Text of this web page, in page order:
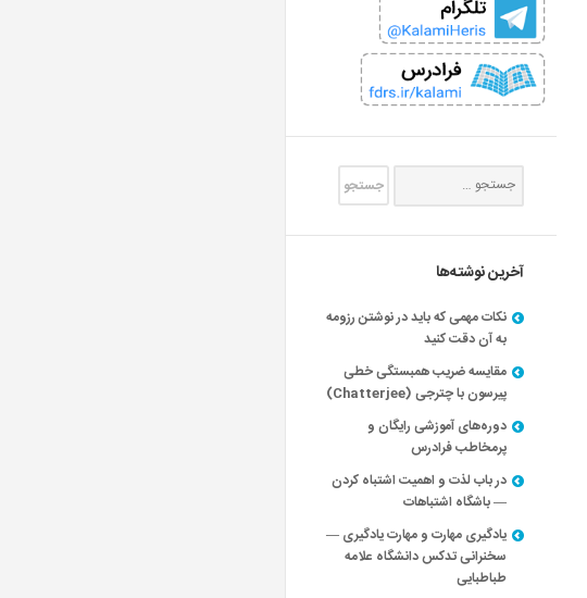
آخرین نوشته‌ها
نکات مهمی که باید در نوشتن رزومه
به آن دقت کنید
مقایسه ضریب همبستگی خطی
پیرسون با چترجی (Chatterjee)
دوره‌های آموزشی رایگان و
پرمخاطب فرادرس
در باب لذت و اهمیت اشتباه کردن
— باشگاه اشتباهات
یادگیری مهارت و مهارت یادگیری —
سخنرانی تدکس دانشگاه علامه
طباطبایی